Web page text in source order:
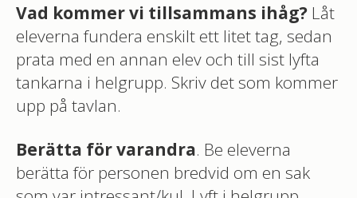
Vad kommer vi tillsammans ihåg? Låt
eleverna fundera enskilt ett litet tag, sedan
prata med en annan elev och till sist lyfta
tankarna i helgrupp. Skriv det som kommer
upp på tavlan.
Berätta för varandra. Be eleverna
berätta för personen bredvid om en sak